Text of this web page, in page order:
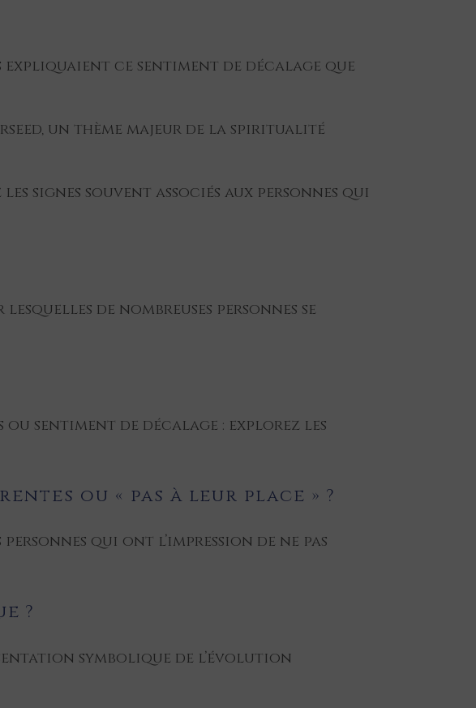
expliquaient ce sentiment de décalage que
un thème majeur de la spiritualité
signes souvent associés aux personnes qui
de nombreuses personnes se
sentiment de décalage : explorez les
ou « pas à leur place » ?
qui ont l’impression de ne pas
?
symbolique de l’évolution